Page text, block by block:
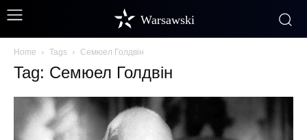
Warsawski
Home Tags Семюел Голдвін
Tag: Семюел Голдвін